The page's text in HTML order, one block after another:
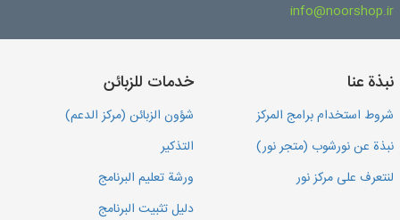
info@noorshop.ir
نبذة عنا
شروط استخدام برامج المركز
نبذة عن نورشوب (متجر نور)
لنتعرف على مركز نور
خدمات للزبائن
شؤون الزبائن (مركز الدعم)
التذكير
ورشة تعليم البرنامج
دليل تثبيت البرنامج